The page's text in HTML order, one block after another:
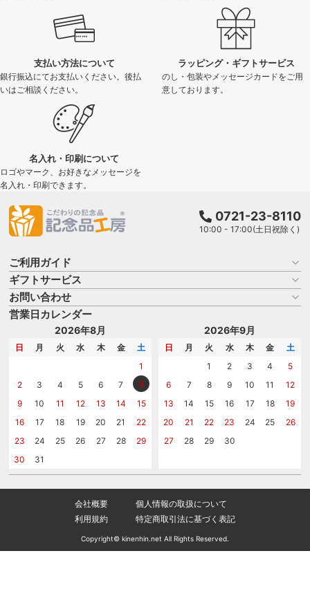
支払い方法について
銀行振込にてお支払いください。後払
いはご相談ください。
ラッピング・ギフトサービス
のし・包装やメッセージカードをご用
意しております。
名入れ・印刷について
ロゴやマーク、お好きなメッセージを
名入れ・印刷できます。
0721-23-8110
10:00 - 17:00(土日祝除く)
ご利用ガイド
お買い物ガイド
よくある質問
はじめての記念品選び
記念品工房の使い方
ギフトサービス
名入れについて
のし
メッセージカード
お問い合わせ
商品選びを相談する
名入れについて相談する
カタログを請求する
営業日カレンダー
2026年8月
日 月 火 水 木 金
土
1
2
3 4 5 6 7
8
9
10 11 12 13 14
15
16
17 18 19 20 21
22
23
24 25 26 27 28
29
30
31
2026年9月
日 月 火 水 木 金
土
1
2 3 4
5
6
7 8 9 10 11
12
13
14 15 16 17 18
19
20
21 22 23 24 25
26
27
28 29 30
会社概要
個人情報の取扱について
利用規約
特定商取引法に基づく表記
Copyright© kinenhin.net All Rights Reserved.